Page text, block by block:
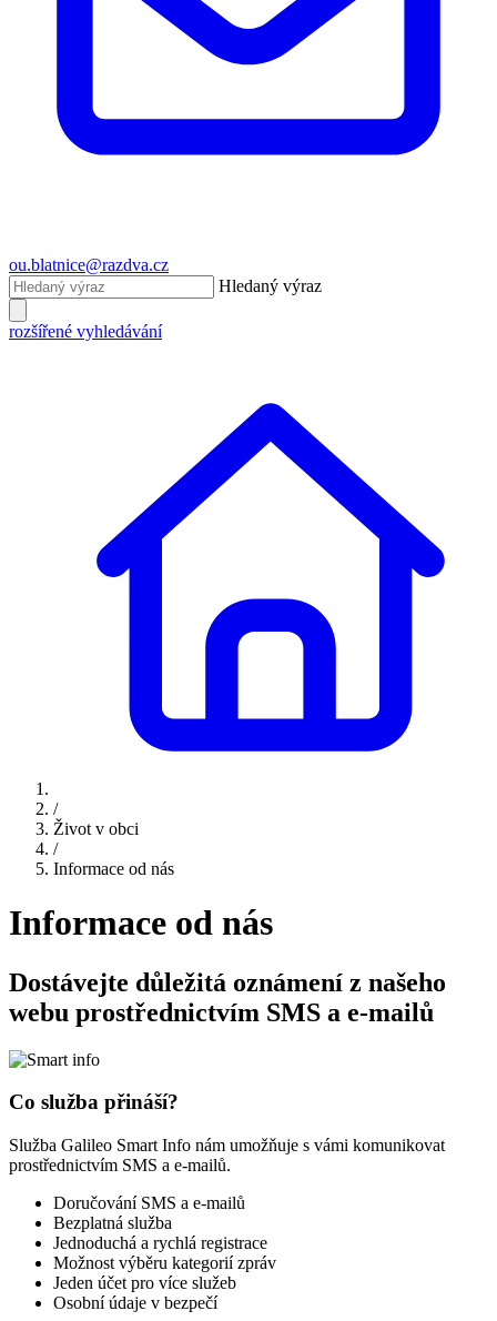
ou.blatnice@razdva.cz
Hledaný výraz
rozšířené vyhledávání
/
Život v obci
/
Informace od nás
Informace od nás
Dostávejte důležitá oznámení z našeho
webu prostřednictvím SMS a e-mailů
Co služba přináší?
Služba Galileo Smart Info nám umožňuje s vámi komunikovat
prostřednictvím SMS a e-mailů.
Doručování SMS a e-mailů
Bezplatná služba
Jednoduchá a rychlá registrace
Možnost výběru kategorií zpráv
Jeden účet pro více služeb
Osobní údaje v bezpečí